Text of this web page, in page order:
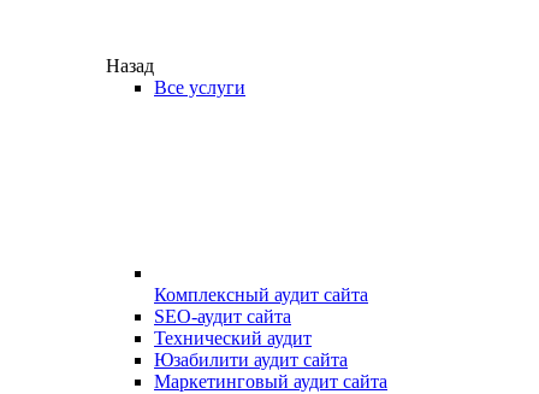
Назад
Все услуги
Комплексный аудит сайта
SEO-аудит сайта
Технический аудит
Юзабилити аудит сайта
Маркетинговый аудит сайта